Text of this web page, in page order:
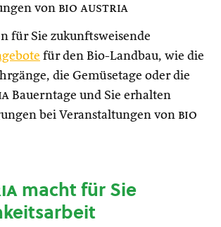
von bio austria
für Sie zukunftsweisende
für den Bio-Landbau, wie die
die Gemüsetage oder die
Bauerntage und Sie erhalten
bei Veranstaltungen von bio
macht für Sie